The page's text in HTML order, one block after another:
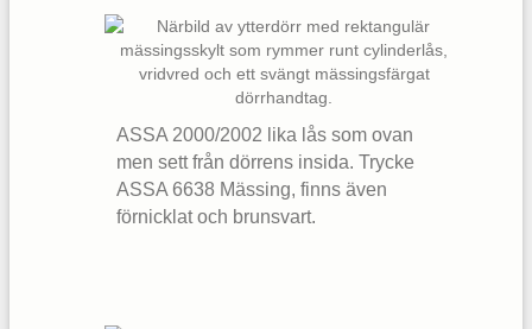
ASSA 2000/2002 lika lås som ovan
men sett från dörrens insida. Trycke
ASSA 6638 Mässing, finns även
förnicklat och brunsvart.